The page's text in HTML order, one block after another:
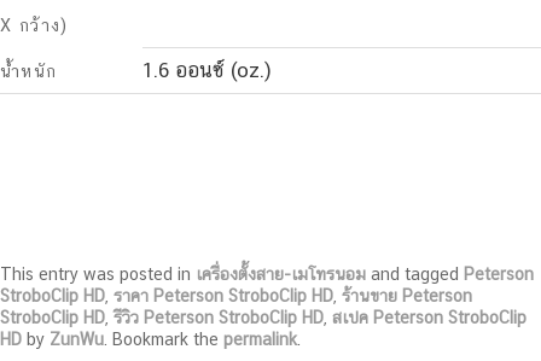
X กว้าง)
น้ำหนัก 1.6 ออนซ์ (oz.)
This entry was posted in เครื่องตั้งสาย-เมโทรนอม and tagged Peterson
StroboClip HD ราคา Peterson StroboClip HD ร้านขาย Peterson
StroboClip HD ,รีวิว Peterson StroboClip HD สเปค Peterson StroboClip
HD by ZunWu . Bookmark the permalink